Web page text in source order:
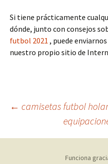
Si tiene prácticamente
dónde, junto con consejos
futbol 2021 , puede
nuestro propio sitio de
de
← camisetas futbol
Funciona